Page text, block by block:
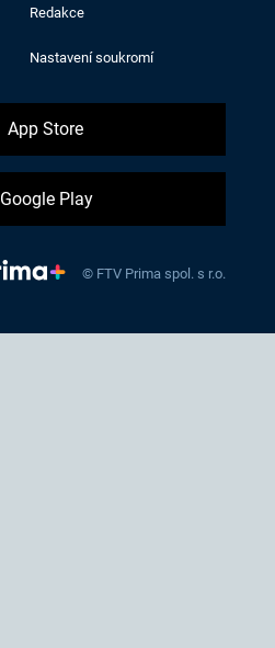
Redakce
Nastavení soukromí
App Store
Google Play
© FTV Prima spol. s r.o.